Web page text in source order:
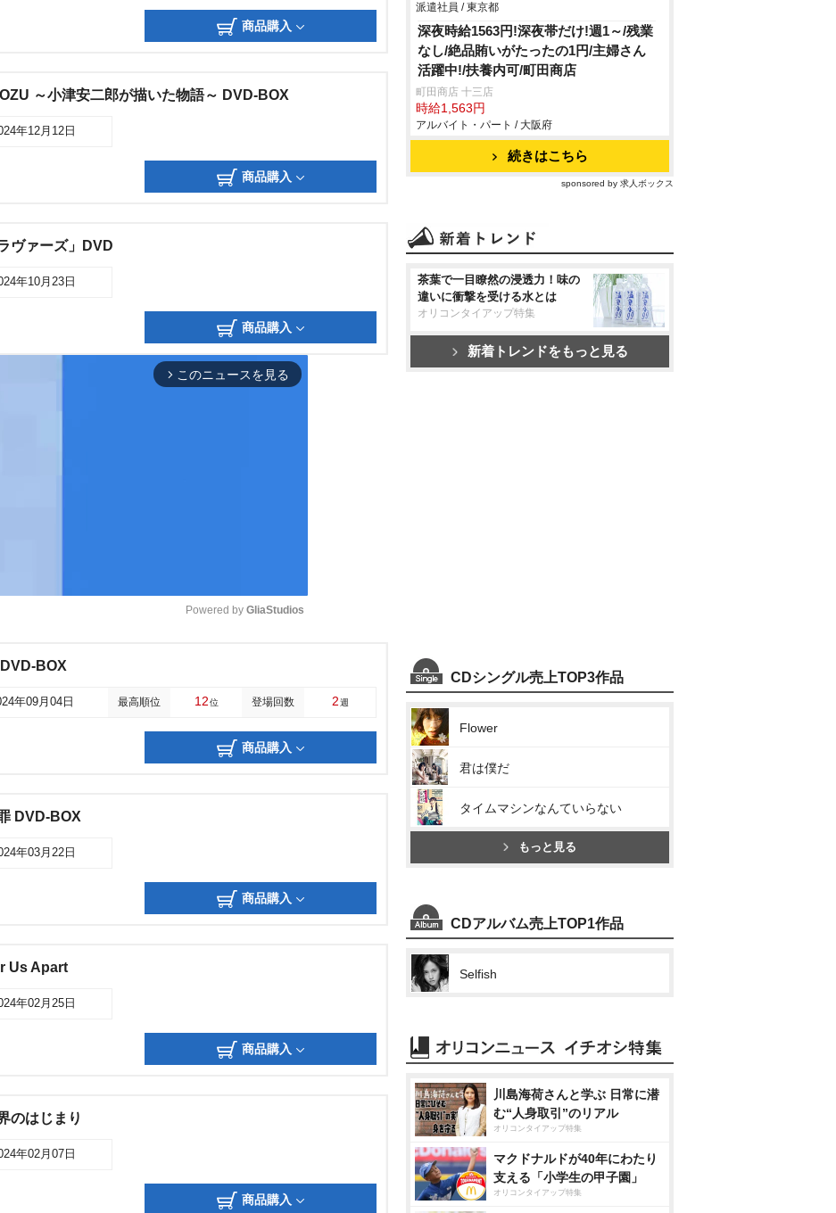
商品購入
～小津安二郎が描いた物語～ DVD-BOX
年12月12日
商品購入
ヴァーズ」DVD
年10月23日
商品購入
arrow_forward_ios このニュースを見る
e
Powered by GliaStudios
BOX
年09月04日 最高順位 12位 登場回数 2週
商品購入
DVD-BOX
年03月22日
商品購入
Us Apart
年02月25日
商品購入
のはじまり
年02月07日
商品購入
派遣社員 / 東京都
深夜時給1563円!深夜帯だけ!週1～/残業
なし/絶品賄いがたったの1円/主婦さん
活躍中!/扶養内可/町田商店
町田商店 十三店
時給1,563円
アルバイト・パート / 大阪府
続きはこちら
sponsored by 求人ボックス
茶葉で一目瞭然の浸透力！味の
違いに衝撃を受ける水とは
オリコンタイアップ特集
新着トレンドをもっと見る
CDシングル売上TOP3作品
Flower
君は僕だ
タイムマシンなんていらない
もっと見る
CDアルバム売上TOP1作品
Selfish
川島海荷さんと学ぶ 日常に潜
む“人身取引”のリアル
オリコンタイアップ特集
マクドナルドが40年にわたり
支える「小学生の甲子園」
オリコンタイアップ特集